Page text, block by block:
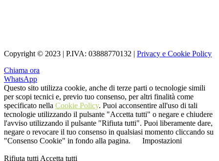
Copyright © 2023 | P.IVA: 03888770132 | Privacy e Cookie Policy
Chiama ora
WhatsApp
Questo sito utilizza cookie, anche di terze parti o tecnologie simili
per scopi tecnici e, previo tuo consenso, per altri finalità come
specificato nella Cookie Policy. Puoi acconsentire all'uso di tali
tecnologie utilizzando il pulsante "Accetta tutti" o negare e chiudere
l'avviso utilizzando il pulsante "Rifiuta tutti". Puoi liberamente dare,
negare o revocare il tuo consenso in qualsiasi momento cliccando su
"Consenso Cookie" in fondo alla pagina.
Impostazioni
Rifiuta tutti Accetta tutti